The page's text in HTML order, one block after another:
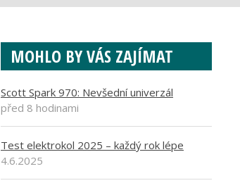
MOHLO BY VÁS ZAJÍMAT
Scott Spark 970: Nevšední univerzál
před 8 hodinami
Test elektrokol 2025 – každý rok lépe
4.6.2025